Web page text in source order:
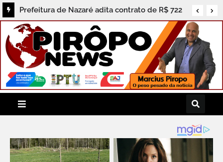
Prefeitura de Nazaré concede férias a Bruno
Vaz, ex-candidato a vice-prefeito e figura ativa
na política local